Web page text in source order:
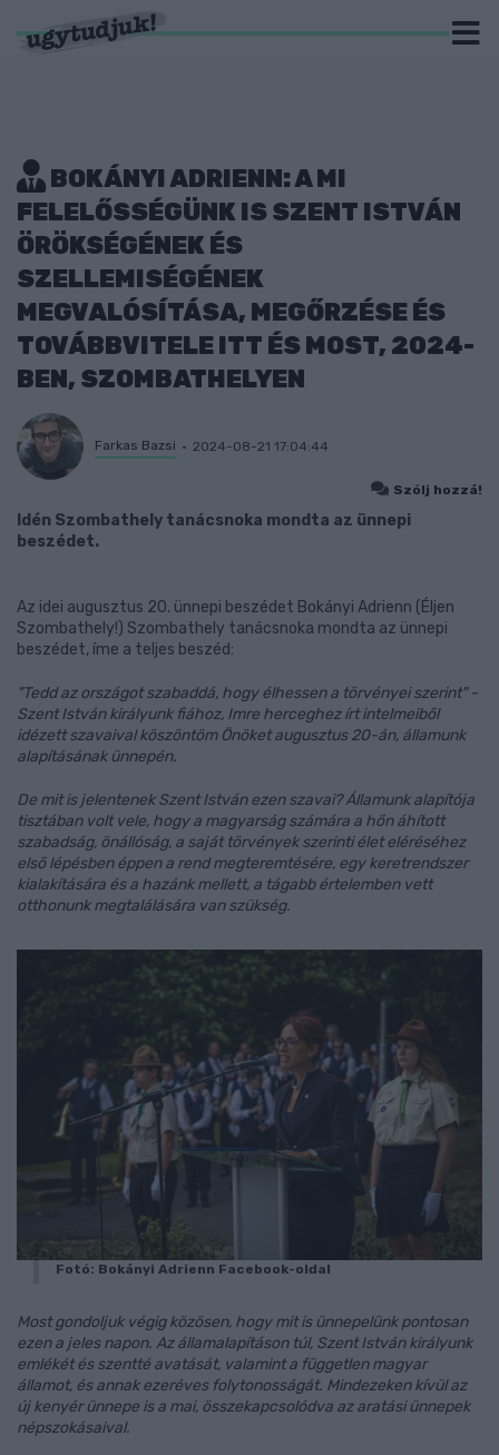
BOKÁNYI ADRIENN: A MI
FELELŐSSÉGÜNK IS SZENT ISTVÁN
ÖRÖKSÉGÉNEK ÉS
SZELLEMISÉGÉNEK
MEGVALÓSÍTÁSA, MEGŐRZÉSE ÉS
TOVÁBBVITELE ITT ÉS MOST, 2024-
BEN, SZOMBATHELYEN
Farkas Bazsi 2024-08-21 17:04:44
Szólj hozzá!
Idén Szombathely tanácsnoka mondta az ünnepi
beszédet.
Az idei augusztus 20. ünnepi beszédet Bokányi Adrienn (Éljen
Szombathely!) Szombathely tanácsnoka mondta az ünnepi
beszédet, íme a teljes beszéd:
"Tedd az országot szabaddá, hogy élhessen a törvényei szerint" -
Szent István királyunk fiához, Imre herceghez írt intelmeiből
idézett szavaival köszöntöm Önöket augusztus 20-án, államunk
alapításának ünnepén.
De mit is jelentenek Szent István ezen szavai? Államunk alapítója
tisztában volt vele, hogy a magyarság számára a hőn áhított
szabadság, önállóság, a saját törvények szerinti élet eléréséhez
első lépésben éppen a rend megteremtésére, egy keretrendszer
kialakítására és a hazánk mellett, a tágabb értelemben vett
otthonunk megtalálására van szükség.
Fotó: Bokányi Adrienn Facebook-oldal
Most gondoljuk végig közösen, hogy mit is ünnepelünk pontosan
ezen a jeles napon. Az államalapításon túl, Szent István királyunk
emlékét és szentté avatását, valamint a független magyar
államot, és annak ezeréves folytonosságát. Mindezeken kívül az
új kenyér ünnepe is a mai, összekapcsolódva az aratási ünnepek
népszokásaival.